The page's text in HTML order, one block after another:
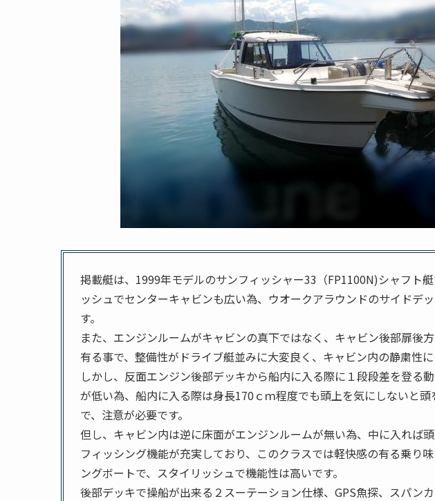
掲載艇は、1999年モデルのサンフィッシャー33（FP1100N)シャフト
ッシュでセンターキャビンも広い為、ウオークアラウンドのサイドデ
す。
また、エンジンルームがキャビンの真下ではなく、キャビン後部扉後
有る事で、整備性がドライブ艇並みに大変良く、キャビン内の静粛性に
しかし、反面エンジン後部デッキから船内に入る際に１段段差を登る
が低い為、船内に入る際は身長170ｃｍ程度でも頭上を気にしないと
で、注意が必要です。
但し、キャビン内は逆に床面がエンジンルームが無い為、中に入れば頭
フィッシング機能が充実しており、このクラスでは軽快感の有る乗り
ングボートで、スタイリッシュで機能性は高いです。
後部デッキで操船が出来る２スーテーション仕様、GPS魚探、スパン